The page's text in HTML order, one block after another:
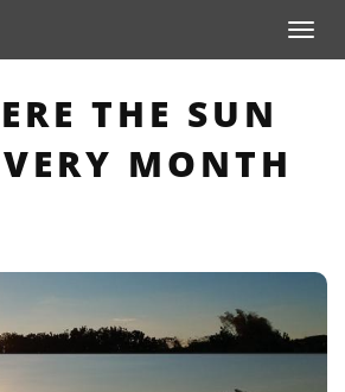
Toggle
PAGETHE SUN
MONTH